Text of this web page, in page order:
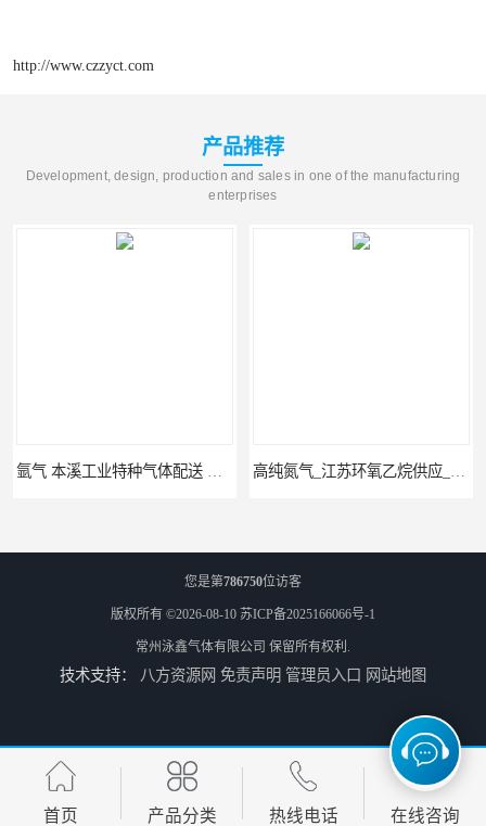
http://www.czzyct.com
产品推荐
Development, design, production and sales in one of the manufacturing
enterprises
高纯氦气_盐城环氧乙烷配送_泳鑫气体 工业气体_无锡环氧乙烷供应_泳鑫气体
您是第786750位访客
版权所有 ©2026-08-10 苏ICP备2025166066号-1
常州泳鑫气体有限公司 保留所有权利.
技术支持： 八方资源网 免责声明 管理员入口 网站地图
首页 产品分类 热线电话 在线咨询